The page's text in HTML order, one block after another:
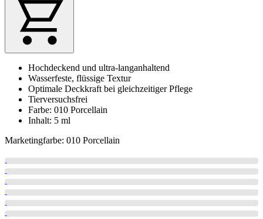
Hochdeckend und ultra-langanhaltend
Wasserfeste, flüssige Textur
Optimale Deckkraft bei gleichzeitiger Pflege
Tierversuchsfrei
Farbe: 010 Porcellain
Inhalt: 5 ml
Marketingfarbe: 010 Porcellain